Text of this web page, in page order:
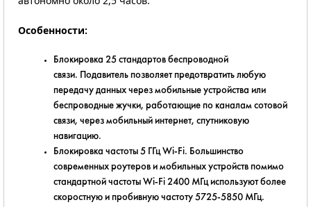
Особенности:
Блокировка 25 стандартов беспроводной
связи. Подавитель позволяет предотвратить любую
передачу данных через мобильные устройства или
беспроводные жучки, работающие по каналам сотовой
связи, через мобильный интернет, спутниковую
навигацию.
Блокировка частоты 5 ГГц Wi-Fi. Большинство
современных роутеров и мобильных устройств помимо
стандартной частоты Wi-Fi 2400 МГц используют более
скоростную и пробивную частоту 5725-5850 МГц.